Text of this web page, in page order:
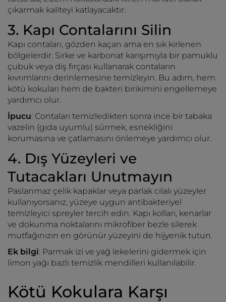
çıkarmak kaliteyi katlayacaktır.
3. Kapı Contalarını Silin
Kapı contaları, gözden kaçan ama en sık kirlenen
bölgelerdir. Sirke ve karbonat karışımıyla bir pamuklu
çubuk veya diş fırçası kullanarak contaların
kıvrımlarını derinlemesine temizleyin. Bu adım, hem
kötü kokuları hem de bakteri birikimini engellemeye
yardımcı olur.
İpucu: Contaları temizledikten sonra ince bir tabaka
vazelin (gıda uyumlu) sürmek, esnekliğini
korumasına ve çatlamasını önlemeye yardımcı olur.
4. Dış Yüzeyleri ve
Tutacakları Unutmayın
Paslanmaz çelik kapaklar veya parlak cilalı yüzeyler
kullanıyorsanız, yüzeye uygun antibakteriyel
temizleyici spreyler tercih edin. Kapı kolları, kenarlar
ve dokunma noktalarını mikrofiber bezle silerek
mutfağınızın en görünür yüzeyini de hijyenik tutun.
Ek bilgi: Parmak izi ve yağ lekelerini gidermek için
limon yağı bazlı temizlik mendilleri kullanılabilir.
Kötü Kokulara Karşı